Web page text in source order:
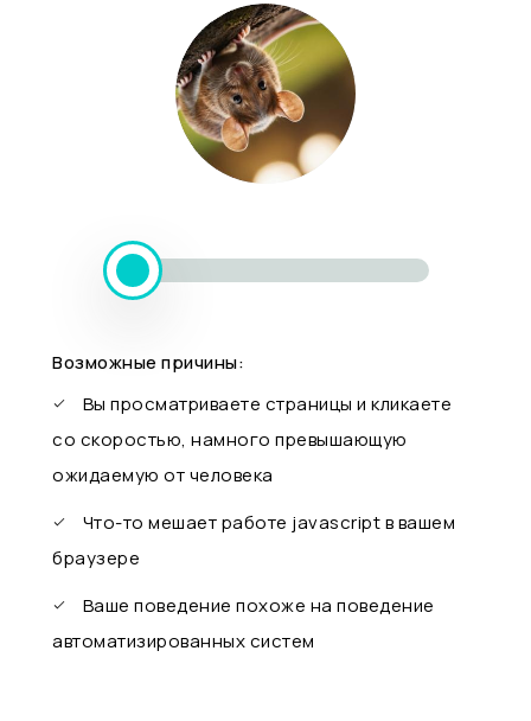
Возможные причины:
Вы просматриваете страницы и кликаете
со скоростью, намного превышающую
ожидаемую от человека
Что-то мешает работе javascript в вашем
браузере
Ваше поведение похоже на поведение
автоматизированных систем